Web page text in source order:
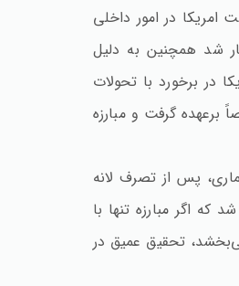
در امور داخلی
شد همچنین به دلیل
در برخورد با تحولات
برعهده گرفت و مبارزه
پس از تصرف لانه
اگر مبارزه تنها با
تحقیق عمیق در